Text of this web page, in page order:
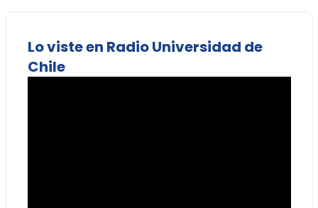
Lo viste en Radio Universidad de
Chile